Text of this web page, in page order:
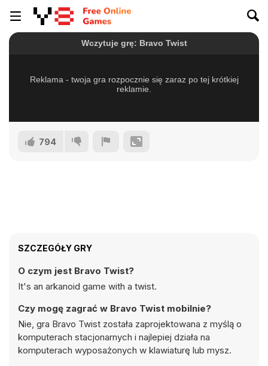
794
SZCZEGÓŁY GRY
O czym jest Bravo Twist?
It's an arkanoid game with a twist.
Czy mogę zagrać w Bravo Twist mobilnie?
Nie, gra Bravo Twist została zaprojektowana z myślą o
komputerach stacjonarnych i najlepiej działa na
komputerach wyposażonych w klawiaturę lub mysz.